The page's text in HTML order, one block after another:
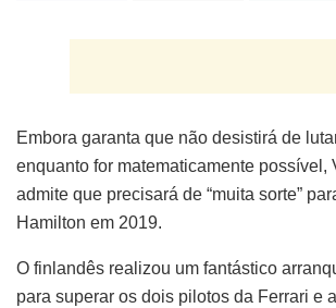
Embora garanta que não desistirá de
enquanto for matematicamente possível,
admite que precisará de “muita sorte”
Hamilton em 2019.
O finlandês realizou um fantástico
para superar os dois pilotos da Ferrari e